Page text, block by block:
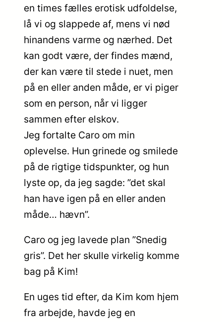
en times fælles erotisk udfoldelse,
lå vi og slappede af, mens vi nød
hinandens varme og nærhed. Det
kan godt være, der findes mænd,
der kan være til stede i nuet, men
på en eller anden måde, er vi piger
som en person, når vi ligger
sammen efter elskov.
Jeg fortalte Caro om min
oplevelse. Hun grinede og smilede
på de rigtige tidspunkter, og hun
lyste op, da jeg sagde: ”det skal
han have igen på en eller anden
måde… hævn”.
Caro og jeg lavede plan ”Snedig
gris”. Det her skulle virkelig komme
bag på Kim!
En uges tid efter, da Kim kom hjem
fra arbejde, havde jeg en